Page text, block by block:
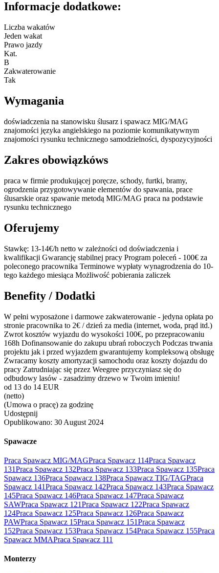
Informacje dodatkowe:
Liczba wakatów
Jeden wakat
Prawo jazdy
Kat.
B
Zakwaterowanie
Tak
Wymagania
doświadczenia na stanowisku ślusarz i spawacz MIG/MAG
znajomości języka angielskiego na poziomie komunikatywnym
znajomości rysunku technicznego samodzielności, dyspozycyjności
Zakres obowiązkóws
praca w firmie produkującej poręcze, schody, furtki, bramy,
ogrodzenia przygotowywanie elementów do spawania, prace
ślusarskie oraz spawanie metodą MIG/MAG praca na podstawie
rysunku technicznego
Oferujemy
Stawkę: 13-14€/h netto w zależności od doświadczenia i
kwalifikacji Gwarancję stabilnej pracy Program poleceń - 100€ za
poleconego pracownika Terminowe wypłaty wynagrodzenia do 10-
tego każdego miesiąca Możliwość pobierania zaliczek
Benefity / Dodatki
W pełni wyposażone i darmowe zakwaterowanie - jedyna opłata po
stronie pracownika to 2€ / dzień za media (internet, woda, prąd itd.)
Zwrot kosztów wyjazdu do wysokości 100€, po przepracowaniu
168h Dofinansowanie do zakupu ubrań roboczych Podczas trwania
projektu jak i przed wyjazdem gwarantujemy kompleksową obsługę
Zwracamy koszty amortyzacji samochodu oraz koszty dojazdu do
pracy Zatrudniając się przez Weegree przyczyniasz się do
odbudowy lasów - zasadzimy drzewo w Twoim imieniu!
od 13 do 14 EUR
(netto)
(Umowa o pracę) za godzinę
Udostępnij
Opublikowano: 30 August 2024
Spawacze
Praca Spawacz MIG/MAGPraca Spawacz 114Praca Spawacz
131Praca Spawacz 132Praca Spawacz 133Praca Spawacz 135Praca
Spawacz 136Praca Spawacz 138Praca Spawacz TIG/TAGPraca
Spawacz 141Praca Spawacz 142Praca Spawacz 143Praca Spawacz
145Praca Spawacz 146Praca Spawacz 147Praca Spawacz
SAWPraca Spawacz 121Praca Spawacz 122Praca Spawacz
124Praca Spawacz 125Praca Spawacz 126Praca Spawacz
PAWPraca Spawacz 15Praca Spawacz 151Praca Spawacz
152Praca Spawacz 153Praca Spawacz 154Praca Spawacz 155Praca
Spawacz MMAPraca Spawacz 111
Monterzy